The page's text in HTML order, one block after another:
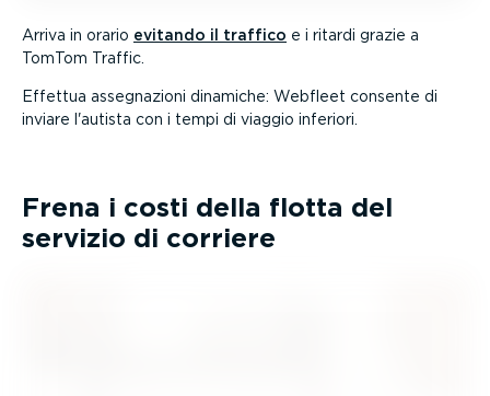
Arriva in orario evitando il traffico e i ritardi grazie a
TomTom Traffic.
Effettua assegna­zioni dinamiche: Webfleet consente di
inviare l'autista con i tempi di viaggio inferiori.
Frena i costi della flotta del
servizio di corriere